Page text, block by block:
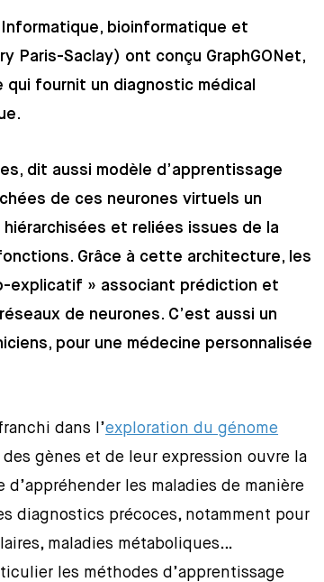
bioinformatique et
Paris-Saclay) ont conçu GraphGONet,
fournit un diagnostic médical
dit aussi modèle d’apprentissage
de ces neurones virtuels un
et reliées issues de la
Grâce à cette architecture, les
explicatif » associant prédiction et
de neurones. C’est aussi un
pour une médecine personnalisée
dans l’exploration du génome
gènes et de leur expression ouvre la
les maladies de manière
diagnostics précoces, notamment pour
maladies métaboliques…
les méthodes d’apprentissage